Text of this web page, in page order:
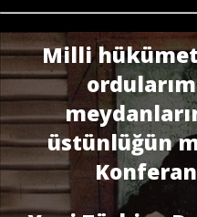
Milli
üstünlüğün